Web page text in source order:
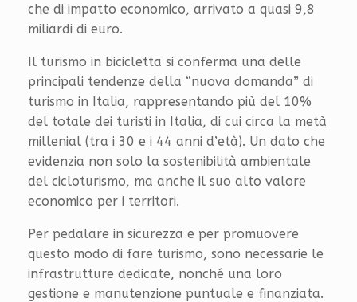
che di impatto economico, arrivato a quasi 9,8
miliardi di euro.
Il turismo in bicicletta si conferma una delle
principali tendenze della “nuova domanda” di
turismo in Italia, rappresentando più del 10%
del totale dei turisti in Italia, di cui circa la metà
millenial (tra i 30 e i 44 anni d’età). Un dato che
evidenzia non solo la sostenibilità ambientale
del cicloturismo, ma anche il suo alto valore
economico per i territori.
Per pedalare in sicurezza e per promuovere
questo modo di fare turismo, sono necessarie le
infrastrutture dedicate, nonché una loro
gestione e manutenzione puntuale e finanziata.